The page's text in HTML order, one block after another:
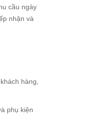
cầu ngày
nhận và
hàng,
phụ kiện